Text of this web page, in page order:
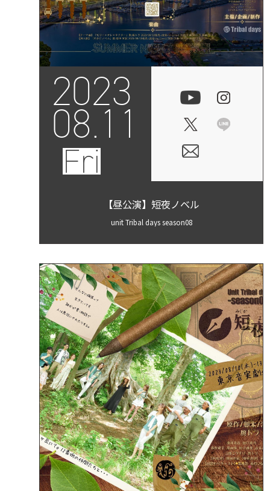
2023
08.11
Fri
【昼公演】短夜ノベル
unit Tribal days season08